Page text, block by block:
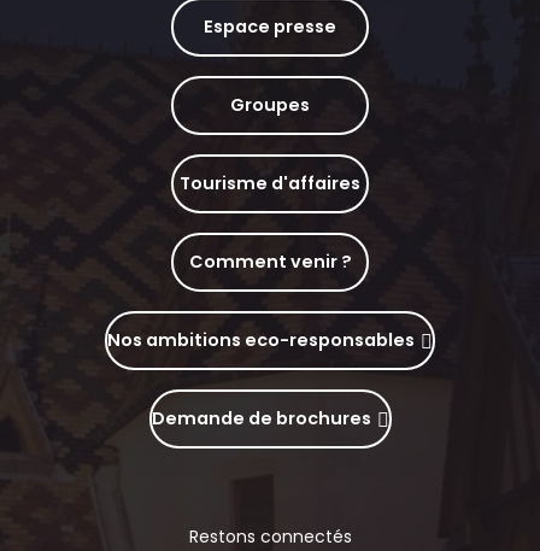
Espace presse
Groupes
Tourisme d'affaires
Comment venir ?
Nos ambitions eco-responsables
Demande de brochures
Restons connectés